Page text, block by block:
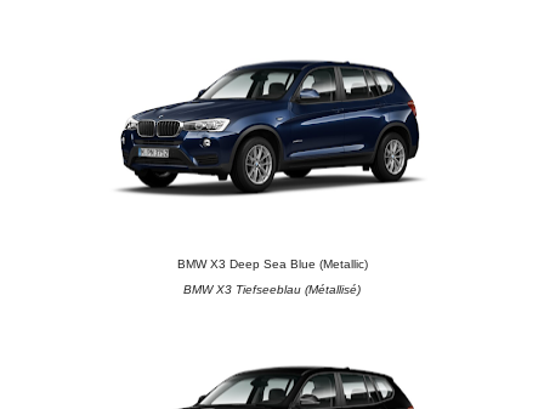
BMW X3 Deep Sea Blue (Metallic)
BMW X3 Tiefseeblau (Métallisé)